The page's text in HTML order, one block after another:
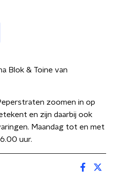
Blok & Toine van
zoomen in op
en zijn daarbij ook
Maandag tot en met
uur.